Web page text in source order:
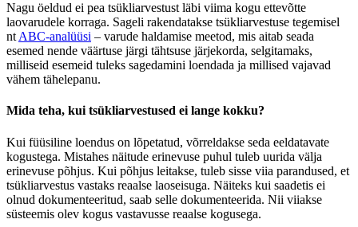
Nagu öeldud ei pea tsükliarvestust läbi viima kogu ettevõtte
laovarudele korraga. Sageli rakendatakse tsükliarvestuse tegemisel
nt ABC-analüüsi – varude haldamise meetod, mis aitab seada
esemed nende väärtuse järgi tähtsuse järjekorda, selgitamaks,
milliseid esemeid tuleks sagedamini loendada ja millised vajavad
vähem tähelepanu.
Mida teha, kui tsükliarvestused ei lange kokku?
Kui füüsiline loendus on lõpetatud, võrreldakse seda eeldatavate
kogustega. Mistahes näitude erinevuse puhul tuleb uurida välja
erinevuse põhjus. Kui põhjus leitakse, tuleb sisse viia parandused, et
tsükliarvestus vastaks reaalse laoseisuga. Näiteks kui saadetis ei
olnud dokumenteeritud, saab selle dokumenteerida. Nii viiakse
süsteemis olev kogus vastavusse reaalse kogusega.